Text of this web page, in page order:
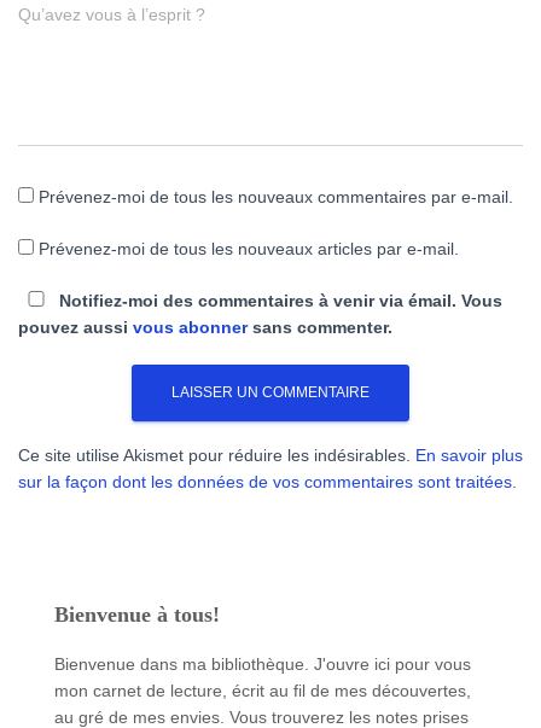
Qu’avez vous à l’esprit ?
Prévenez-moi de tous les nouveaux commentaires par e-mail.
Prévenez-moi de tous les nouveaux articles par e-mail.
Notifiez-moi des commentaires à venir via émail. Vous
pouvez aussi vous abonnersans commenter.
Ce site utilise Akismet pour réduire les indésirables. En savoir plus
sur la façon dont les données de vos commentaires sont traitées
Bienvenue à tous!
Bienvenue dans ma bibliothèque. J'ouvre ici pour vous
mon carnet de lecture, écrit au fil de mes découvertes,
au gré de mes envies. Vous trouverez les notes prises